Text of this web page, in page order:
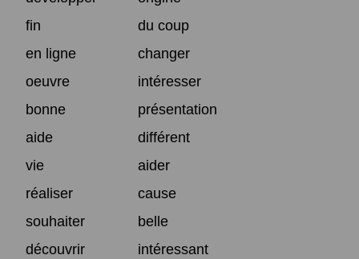
fin
du coup
en ligne
changer
oeuvre
intéresser
bonne
présentation
aide
différent
vie
aider
réaliser
cause
souhaiter
belle
découvrir
intéressant